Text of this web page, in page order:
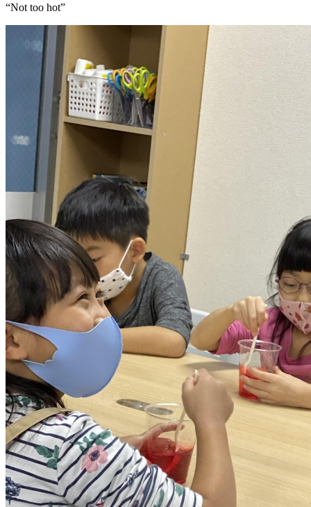
“Not too hot”